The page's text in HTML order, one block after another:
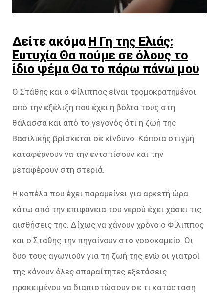
Δείτε ακόμα Η Γη της Ελιάς:
Ευτυχία Θα πούμε σε όλους το
ίδιο ψέμα Θα το πάρω πάνω μου
Ο Στάθης και ο Φίλιππος είναι τρομοκρατημένοι
από την εξέλιξη που έχει η βόλτα τους στη
θάλασσα και από το γεγονός ότι η ζωή της
Βασιλικής βρίσκεται σε κίνδυνο. Κάποια στιγμή
καταφέρνουν να την εντοπίσουν και την
μεταφέρουν στη στεριά.
Η κοπέλα που έχει παραμείνει για αρκετή ώρα
κάτω από την επιφάνεια του νερού έχει χάσει τις
αισθήσεις της. Δίχως να χάνουν χρόνο ο Φίλιππος
και ο Στάθης την πηγαίνουν στο νοσοκομείο. Οι
δυο τους αγωνιούν για τη ζωή της ενώ οι γιατροί
της κάνουν όλες απαραίτητες εξετάσεις
προκειμένου να διαπιστώσουν σε τι κατάσταση